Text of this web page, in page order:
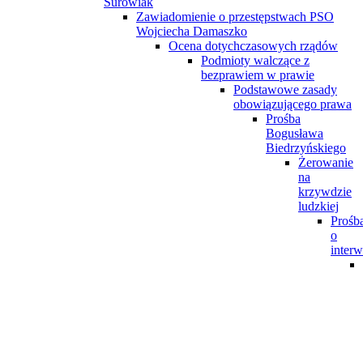
Zawiadomienie o przestępstwach PSO
Wojciecha Damaszko
Ocena dotychczasowych rządów
Podmioty walczące z
bezprawiem w prawie
Podstawowe zasady
obowiązującego prawa
Prośba
Bogusława
Biedrzyńskiego
Żerowanie
na
krzywdzie
ludzkiej
o